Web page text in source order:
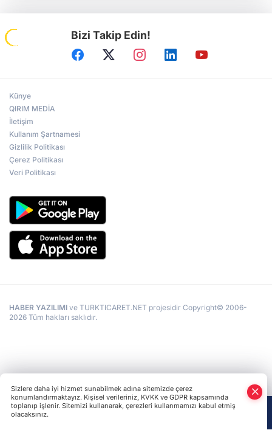
Bizi Takip Edin!
Künye
QIRIM MEDİA
İletişim
Kullanım Şartnamesi
Gizlilik Politikası
Çerez Politikası
Veri Politikası
HABER YAZILIMI ve TURKTICARET.NET projesidir Copyright© 2006-
2026 Tüm hakları saklıdır.
Sizlere daha iyi hizmet sunabilmek adına sitemizde çerez
konumlandırmaktayız. Kişisel verileriniz, KVKK ve GDPR kapsamında
toplanıp işlenir. Sitemizi kullanarak, çerezleri kullanmamızı kabul etmiş
olacaksınız.